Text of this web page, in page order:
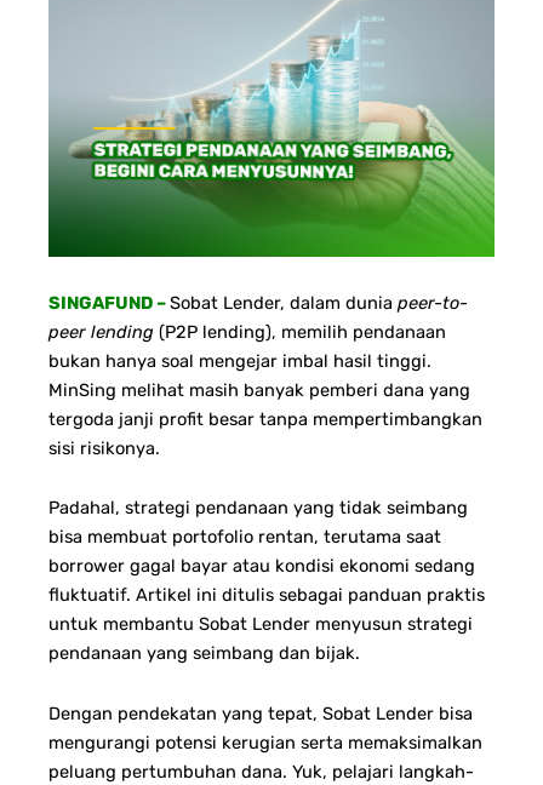
SINGAFUND –Sobat Lender, dalam dunia peer-to-
peer lending (P2P lending), memilih pendanaan
bukan hanya soal mengejar imbal hasil tinggi.
MinSing melihat masih banyak pemberi dana yang
tergoda janji profit besar tanpa mempertimbangkan
sisi risikonya.
Padahal, strategi pendanaan yang tidak seimbang
bisa membuat portofolio rentan, terutama saat
borrower gagal bayar atau kondisi ekonomi sedang
fluktuatif. Artikel ini ditulis sebagai panduan praktis
untuk membantu Sobat Lender menyusun strategi
pendanaan yang seimbang dan bijak.
Dengan pendekatan yang tepat, Sobat Lender bisa
mengurangi potensi kerugian serta memaksimalkan
peluang pertumbuhan dana. Yuk, pelajari langkah-